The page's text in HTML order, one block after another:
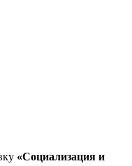
«Социализация и